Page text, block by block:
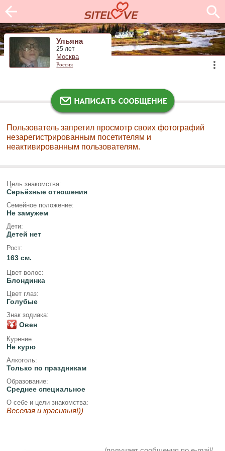
Ульяна
25 лет
Москва
Россия
Пользователь запретил просмотр своих фотографий
незарегистрированным посетителям и
неактивированным пользователям.
Цель знакомства:
Серьёзные отношения
Семейное положение:
Не замужем
Дети:
Детей нет
Рост:
163 см.
Цвет волос:
Блондинка
Цвет глаз:
Голубые
Знак зодиака:
Овен
Курение:
Не курю
Алкоголь:
Только по праздникам
Образование:
Среднее специальное
О себе и цели знакомства:
Веселая и красивыя!))